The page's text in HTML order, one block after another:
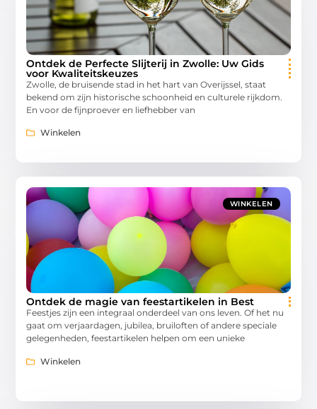
Ontdek de Perfecte Slijterij in Zwolle: Uw Gids
voor Kwaliteitskeuzes
Zwolle, de bruisende stad in het hart van Overijssel, staat
bekend om zijn historische schoonheid en culturele rijkdom.
En voor de fijnproever en liefhebber van
Winkelen
WINKELEN
Ontdek de magie van feestartikelen in Best
Feestjes zijn een integraal onderdeel van ons leven. Of het nu
gaat om verjaardagen, jubilea, bruiloften of andere speciale
gelegenheden, feestartikelen helpen om een unieke
Winkelen